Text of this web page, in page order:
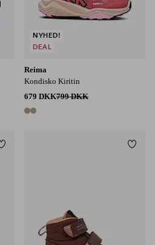
Reima
Kondisko Kiritin
679 DKK799 DKK
2 farver
NYHED!
DEAL
Tilføj til favoritter